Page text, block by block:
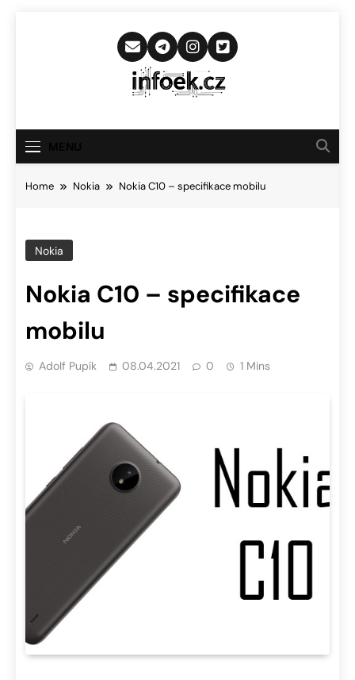
Infoek.cz
Novinkám
Home Nokia Nokia C10 – specifikace mobilu
Nokia
Nokia C10 – specifikace
mobilu
Adolf Pupík 08.04.2021 0 1 Mins